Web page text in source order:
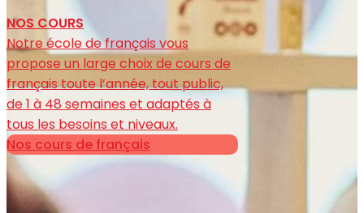
NOS COURS
Notre école de français vous
propose un large choix de cours de
français toute l’année, tout public,
de 1 à 48 semaines et adaptés à
tous les besoins et niveaux.
Nos cours de français